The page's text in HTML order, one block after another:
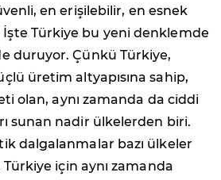
en erişilebilir, en esnek
Türkiye bu yeni denklemde
duruyor. Çünkü Türkiye,
üretim altyapısına sahip,
olan, aynı zamanda da ciddi
sunan nadir ülkelerden biri.
dalgalanmalar bazı ülkeler
için aynı zamanda